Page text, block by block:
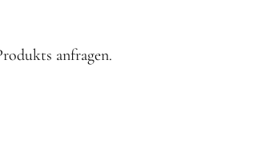
anfragen.